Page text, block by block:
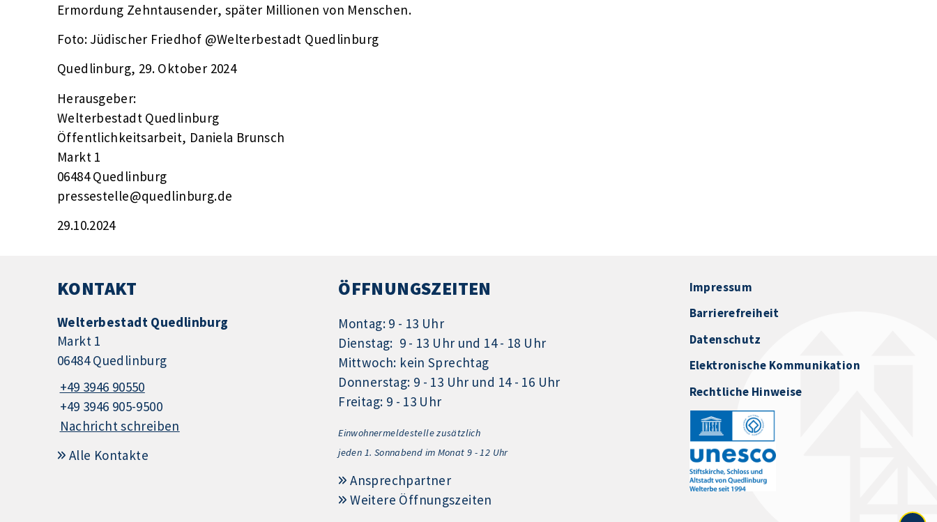
Ermordung Zehntausender, später Millionen von Menschen.
Foto: Jüdischer Friedhof @Welterbestadt Quedlinburg
Quedlinburg, 29. Oktober 2024
Herausgeber:
Welterbestadt Quedlinburg
Öffentlichkeitsarbeit, Daniela Brunsch
Markt 1
06484 Quedlinburg
pressestelle@quedlinburg.de
29.10.2024
KONTAKT
Welterbestadt Quedlinburg
Markt 1
06484 Quedlinburg
+49 3946 90550
+49 3946 905-9500
Nachricht schreiben
Alle Kontakte
ÖFFNUNGSZEITEN
Montag: 9 - 13 Uhr
Dienstag: 9 - 13 Uhr und 14 - 18 Uhr
Mittwoch: kein Sprechtag
Donnerstag: 9 - 13 Uhr und 14 - 16 Uhr
Freitag: 9 - 13 Uhr
Einwohnermeldestelle zusätzlich
jeden 1. Sonnabend im Monat 9 - 12 Uhr
Ansprechpartner
Weitere Öffnungszeiten
Impressum
Barrierefreiheit
Datenschutz
Elektronische Kommunikation
Rechtliche Hinweise